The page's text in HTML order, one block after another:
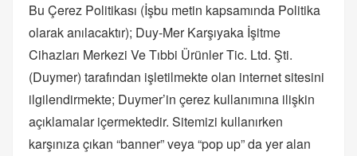
Bu Çerez Politikası (İşbu metin kapsamında Politika
olarak anılacaktır); Duy-Mer Karşıyaka İşitme
Cihazları Merkezi Ve Tıbbi Ürünler Tic. Ltd. Şti.
(Duymer) tarafından işletilmekte olan internet sitesini
ilgilendirmekte; Duymer’in çerez kullanımına ilişkin
açıklamalar içermektedir. Sitemizi kullanırken
karşınıza çıkan “banner” veya “pop up” da yer alan